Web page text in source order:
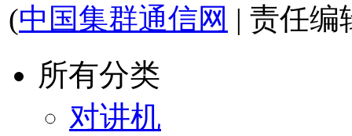
(中国集群通信网 | 责任编
所有分类
对讲机